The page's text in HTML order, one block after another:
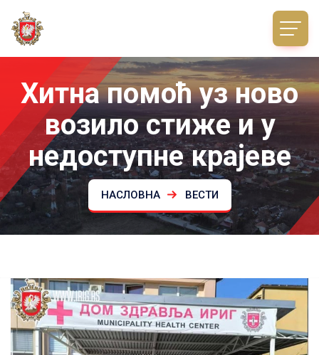
Хитна помоћ уз ново
возило стиже и у
недоступне крајеве
НАСЛОВНА ВЕСТИ